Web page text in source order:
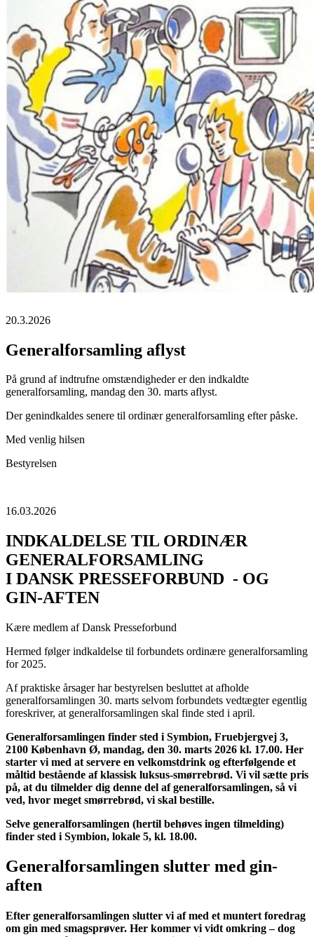
20.3.2026
Generalforsamling aflyst
På grund af indtrufne omstændigheder er den indkaldte
generalforsamling, mandag den 30. marts aflyst.
Der genindkaldes senere til ordinær generalforsamling efter påske.
Med venlig hilsen
Bestyrelsen
16.03.2026
INDKALDELSE TIL ORDINÆR
GENERALFORSAMLING
I DANSK PRESSEFORBUND - OG
GIN-AFTEN
Kære medlem af Dansk Presseforbund
Hermed følger indkaldelse til forbundets ordinære generalforsamling
for 2025.
Af praktiske årsager har bestyrelsen besluttet at afholde
generalforsamlingen 30. marts selvom forbundets vedtægter egentlig
foreskriver, at generalforsamlingen skal finde sted i april.
Generalforsamlingen finder sted i Symbion, Fruebjergvej 3,
2100 København Ø, mandag, den 30. marts 2026 kl. 17.00. Her
starter vi med at servere en velkomstdrink og efterfølgende et
måltid bestående af klassisk luksus-smørrebrød. Vi vil sætte pris
på, at du tilmelder dig denne del af generalforsamlingen, så vi
ved, hvor meget smørrebrød, vi skal bestille.
Selve generalforsamlingen (hertil behøves ingen tilmelding)
finder sted i Symbion, lokale 5, kl. 18.00.
Generalforsamlingen slutter med gin-
aften
Efter generalforsamlingen slutter vi af med et muntert foredrag
om gin med smagsprøver. Her kommer vi vidt omkring – dog